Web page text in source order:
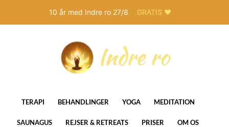
10 år med Indre ro 27/8 GRATIS ❤️
TERAPI BEHANDLINGER YOGA MEDITATION
SAUNAGUS REJSER & RETREATS PRISER OM OS